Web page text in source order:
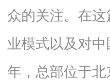
众的关注。在
业模式以及对
年，总部位于